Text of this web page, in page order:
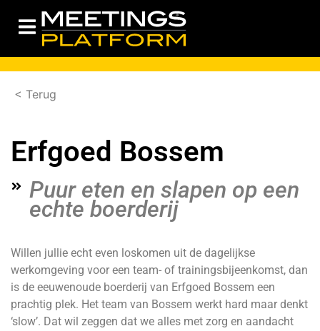
< Terug
Erfgoed Bossem
Puur eten en slapen op een
echte boerderij
Willen jullie echt even loskomen uit de dagelijkse
werkomgeving voor een team- of trainingsbijeenkomst, dan
is de eeuwenoude boerderij van Erfgoed Bossem een
prachtig plek. Het team van Bossem werkt hard maar denkt
‘slow’. Dat wil zeggen dat we alles met zorg en aandacht